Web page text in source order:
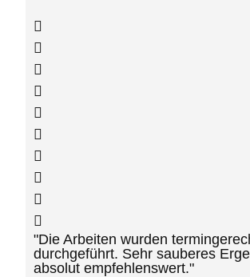
"Die Arbeiten wurden
durchgeführt. Sehr sauberes
absolut empfehlenswert."